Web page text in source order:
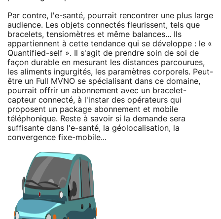
Par contre, l'e-santé, pourrait rencontrer une plus large
audience. Les objets connectés fleurissent, tels que
bracelets, tensiomètres et même balances... Ils
appartiennent à cette tendance qui se développe : le «
Quantified-self ». Il s'agit de prendre soin de soi de
façon durable en mesurant les distances parcourues,
les aliments ingurgités, les paramètres corporels. Peut-
être un Full MVNO se spécialisant dans ce domaine,
pourrait offrir un abonnement avec un bracelet-
capteur connecté, à l'instar des opérateurs qui
proposent un package abonnement et mobile
téléphonique. Reste à savoir si la demande sera
suffisante dans l'e-santé, la géolocalisation, la
convergence fixe-mobile...